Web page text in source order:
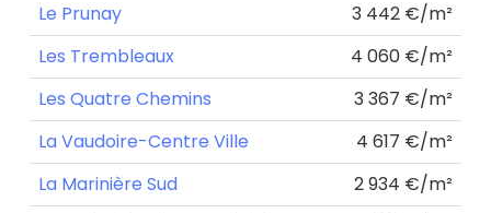
Le Prunay
3 442 €/m²
Les Trembleaux
4 060 €/m²
Les Quatre Chemins
3 367 €/m²
La Vaudoire-Centre Ville
4 617 €/m²
La Marinière Sud
2 934 €/m²